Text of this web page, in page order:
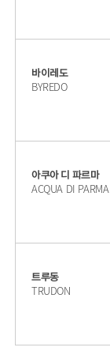
바이레도
BYREDO
아쿠아 디 파르마
ACQUA DI PARMA
트루동
TRUDON